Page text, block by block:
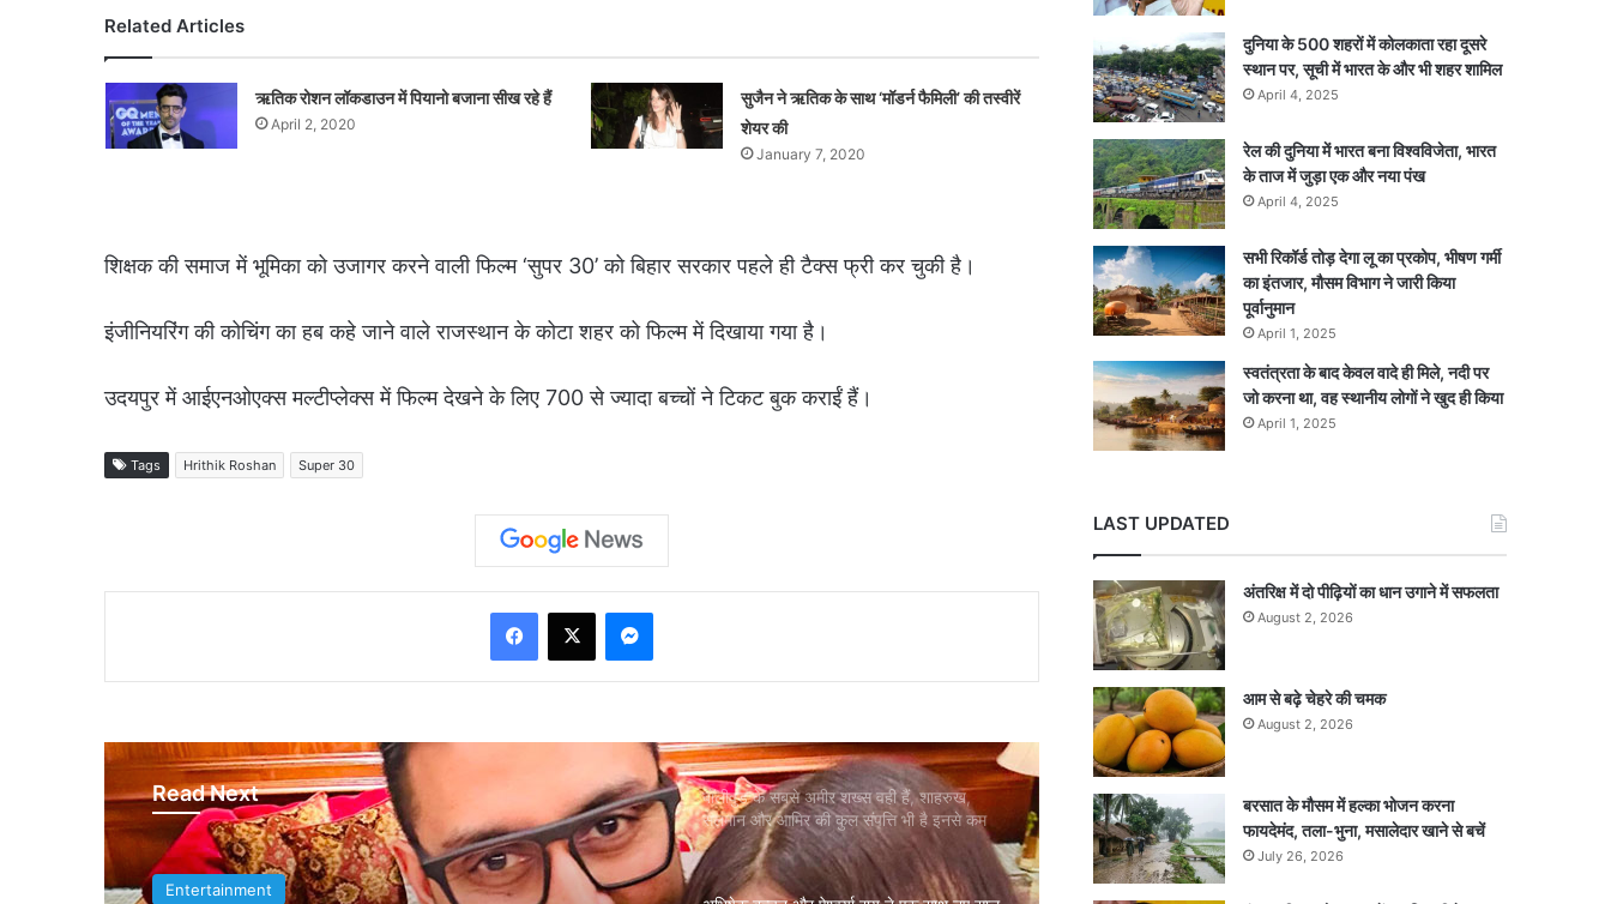
Related Articles
ऋतिक रोशन लॉकडाउन में पियानो बजाना सीख रहे हैं
April 2, 2020
सुजैन ने ऋतिक के साथ ‘मॉडर्न फैमिली’ की तस्वीरें
शेयर की
January 7, 2020
शिक्षक की समाज में भूमिका को उजागर करने वाली फिल्म ‘सुपर 30’ को बिहार सरकार पहले ही टैक्स फ्री कर चुकी है।
इंजीनियरिंग की कोचिंग का हब कहे जाने वाले राजस्थान के कोटा शहर को फिल्म में दिखाया गया है।
उदयपुर में आईएनओएक्स मल्टीप्लेक्स में फिल्म देखने के लिए 700 से ज्यादा बच्चों ने टिकट बुक कराईं हैं।
Tags Hrithik Roshan Super 30
Read Next
Entertainment
बॉलीवुड के सबसे अमीर शख्स वही हैं, शाहरुख,
सलमान और आमिर की कुल संपत्ति भी है इनसे कम
दुनिया के 500 शहरों में कोलकाता रहा दूसरे
स्थान पर, सूची में भारत के और भी शहर शामिल
April 4, 2025
रेल की दुनिया में भारत बना विश्वविजेता, भारत
के ताज में जुड़ा एक और नया पंख
April 4, 2025
सभी रिकॉर्ड तोड़ देगा लू का प्रकोप, भीषण गर्मी
का इंतजार, मौसम विभाग ने जारी किया
पूर्वानुमान
April 1, 2025
स्वतंत्रता के बाद केवल वादे ही मिले, नदी पर
जो करना था, वह स्थानीय लोगों ने खुद ही किया
April 1, 2025
LAST UPDATED
अंतरिक्ष में दो पीढ़ियों का धान उगाने में सफलता
August 2, 2026
आम से बढ़े चेहरे की चमक
August 2, 2026
बरसात के मौसम में हल्का भोजन करना
फायदेमंद, तला-भुना, मसालेदार खाने से बचें
July 26, 2026